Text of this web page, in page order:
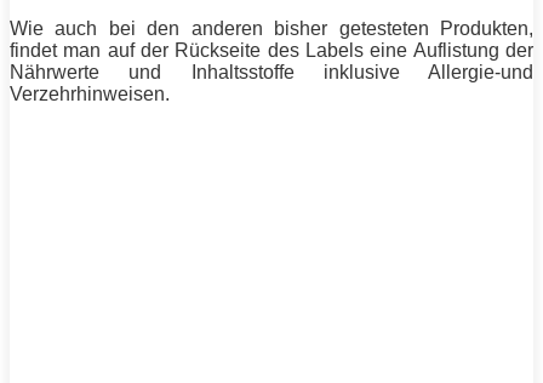
Wie auch bei den anderen bisher getesteten Produkten,
findet man auf der Rückseite des Labels eine Auflistung der
Nährwerte und Inhaltsstoffe inklusive Allergie-und
Verzehrhinweisen.